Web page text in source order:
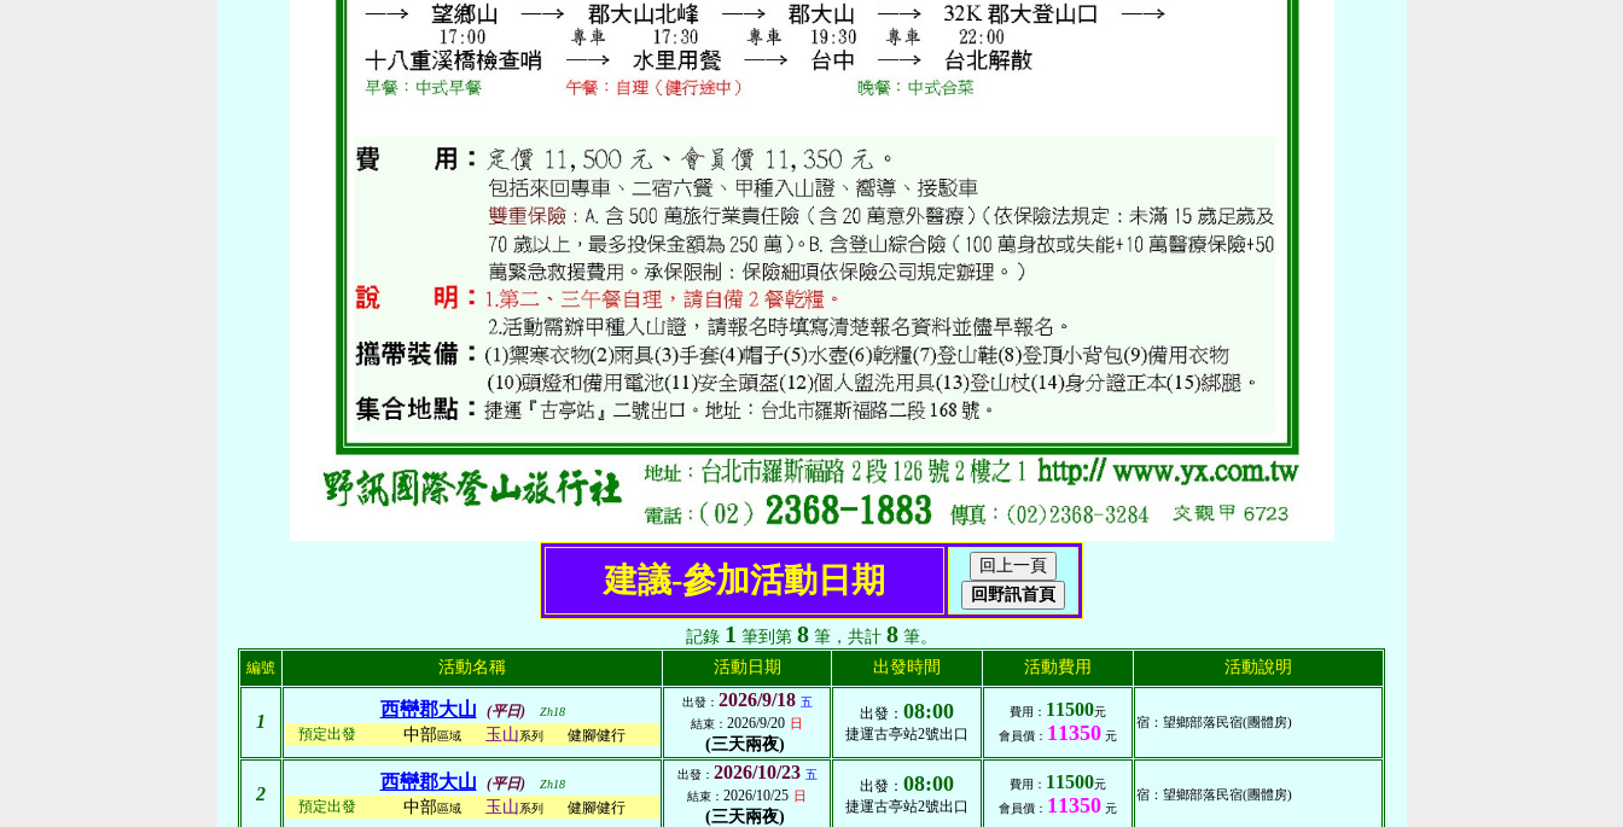
建議-參加活動日期
記錄 1 筆到第 8 筆，共計 8 筆。
編號 活動名稱 活動日期 出發時間 活動費用 活動說明
1
西巒郡大山 (平日) Zh18
預定出發 中部區域 玉山系列 健腳健行
出發： 2026/9/18 五
結束： 2026/9/20 日
(三天兩夜)
出發： 08:00
捷運古亭站2號出口
費用： 11500元
會員價： 11350 元
宿：望鄉部落民宿(團體房)
2
西巒郡大山 (平日) Zh18
預定出發 中部區域 玉山系列 健腳健行
出發： 2026/10/23 五
結束： 2026/10/25 日
(三天兩夜)
出發： 08:00
捷運古亭站2號出口
費用： 11500元
會員價： 11350 元
宿：望鄉部落民宿(團體房)